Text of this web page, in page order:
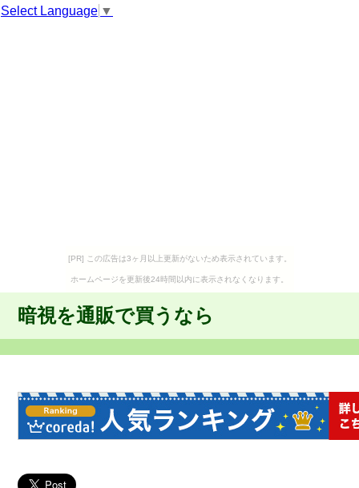
Select Language ▼
[PR] この広告は3ヶ月以上更新がないため表示されています。
ホームページを更新後24時間以内に表示されなくなります。
暗視を通販で買うなら